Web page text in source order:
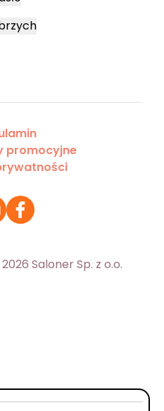
promocyjne
Saloner Sp. z o.o.